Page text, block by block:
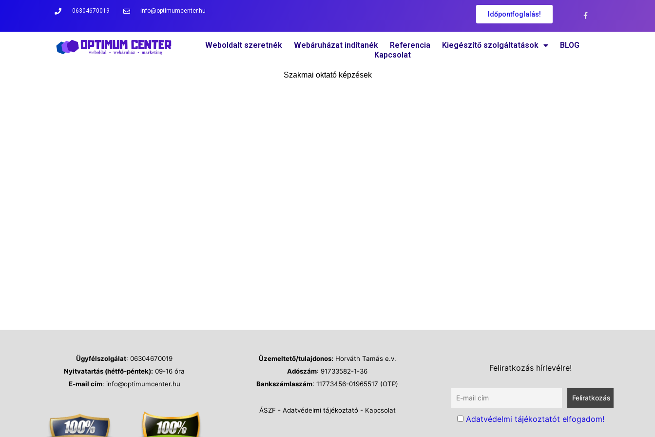
06304670019 info@optimumcenter.hu Időpontfoglalás!
Weboldalt szeretnék Webáruházat indítanék Referencia Kiegészítő szolgáltatások
BLOG
Kapcsolat
Szakmai oktató képzések
Ügyfélszolgálat: 06304670019
Nyitvatartás (hétfő-péntek): 09-16 óra
E-mail cím: info@optimumcenter.hu
Üzemeltető/tulajdonos: Horváth Tamás e.v.
Adószám: 91733582-1-36
Bankszámlaszám: 11773456-01965517 (OTP)
ÁSZF - Adatvédelmi tájékoztató- Kapcsolat
Feliratkozás hírlevélre!
Adatvédelmi tájékoztatót elfogadom!